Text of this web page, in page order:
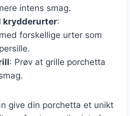
intens smag.
krydderurter:
forskellige urter som
: Prøv at grille porchetta
give din porchetta et unikt